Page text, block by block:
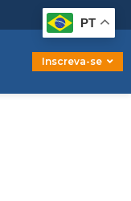
Inscreva-se
Graduação
Pós-Graduação
Mestrado
Doutorado
PT